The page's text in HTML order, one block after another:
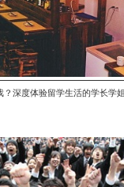
深度体验留学生活的学长学